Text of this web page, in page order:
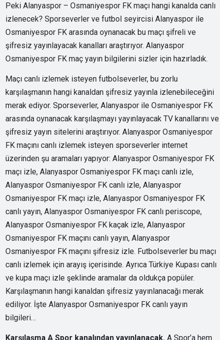
Peki Alanyaspor – Osmaniyespor FK maçı hangi kanalda canlı
izlenecek? Sporseverler ve futbol seyircisi Alanyaspor ile
Osmaniyespor FK arasında oynanacak bu maçı şifreli ve
şifresiz yayınlayacak kanalları araştırıyor. Alanyaspor
Osmaniyespor FK maç yayın bilgilerini sizler için hazırladık.
Maçı canlı izlemek isteyen futbolseverler, bu zorlu
karşılaşmanın hangi kanaldan şifresiz yayınla izlenebileceğini
merak ediyor. Sporseverler, Alanyaspor ile Osmaniyespor FK
arasında oynanacak karşılaşmayı yayınlayacak TV kanallarını ve
şifresiz yayın sitelerini araştırıyor. Alanyaspor Osmaniyespor
FK maçını canlı izlemek isteyen sporseverler internet
üzerinden şu aramaları yapıyor: Alanyaspor Osmaniyespor FK
maçı izle, Alanyaspor Osmaniyespor FK maçı canlı izle,
Alanyaspor Osmaniyespor FK canlı izle, Alanyaspor
Osmaniyespor FK maçı izle, Alanyaspor Osmaniyespor FK
canlı yayın, Alanyaspor Osmaniyespor FK canlı periscope,
Alanyaspor Osmaniyespor FK kaçak izle, Alanyaspor
Osmaniyespor FK maçını canlı yayın, Alanyaspor
Osmaniyespor FK maçını şifresiz izle. Futbolseverler bu maçı
canlı izlemek için arayış içerisinde. Ayrıca Türkiye Kupası canlı
ve kupa maçı izle şeklinde aramalar da oldukça popüler.
Karşılaşmanın hangi kanaldan şifresiz yayınlanacağı merak
ediliyor. İşte Alanyaspor Osmaniyespor FK canlı yayın
bilgileri…
Karşılaşma A Spor kanalından yayınlanacak. A Spor’a hem